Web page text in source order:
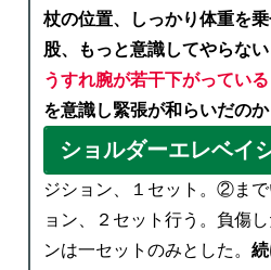
杖の位置、しっかり体重を
股、もっと意識してやらない
うすれ腕が若干下がっている
を意識し緊張が和らいだのか
ショルダーエレベイ
ジション、１セット。②ま
ョン、２セット行う。負傷
ンは一セットのみとした。